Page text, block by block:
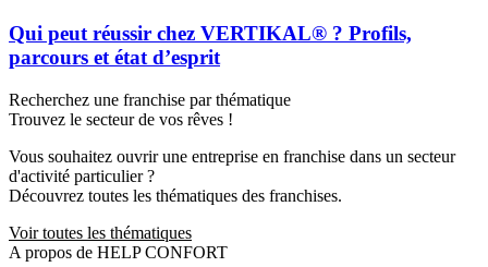
Qui peut réussir chez VERTIKAL® ? Profils,
parcours et état d’esprit
Recherchez une franchise par thématique
Trouvez le secteur de vos rêves !
Vous souhaitez ouvrir une entreprise en franchise dans un secteur
d'activité particulier ?
Découvrez toutes les thématiques des franchises.
Voir toutes les thématiques
A propos de HELP CONFORT